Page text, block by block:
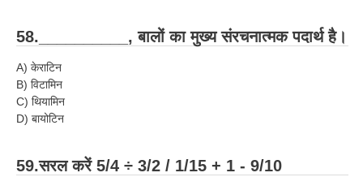
58.__________, बालों का मुख्य संरचनात्मक पदार्थ है।
A) केराटिन
B) विटामिन
C) थियामिन
D) बायोटिन
59.सरल करें 5/4 ÷ 3/2 / 1/15 + 1 - 9/10